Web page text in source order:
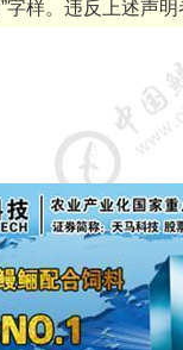
”字样。违反上述声